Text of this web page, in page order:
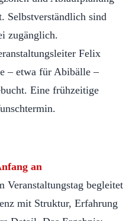
Selbstverständlich sind
zugänglich.
Felix
– etwa für Abibälle –
Eine frühzeitige
an
Veranstaltungstag begleitet
mit Struktur, Erfahrung